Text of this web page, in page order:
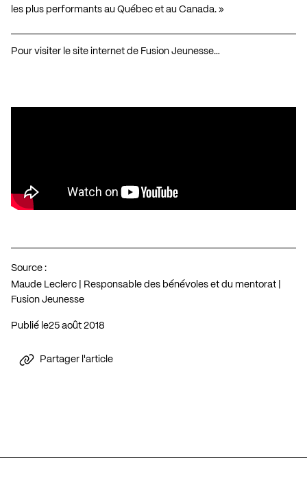
les plus performants au Québec et au Canada. »
Pour visiter le site internet de Fusion Jeunesse…
Source :
Maude Leclerc | Responsable des bénévoles et du mentorat |
Fusion Jeunesse
Publié le 25 août 2018
Partager l'article